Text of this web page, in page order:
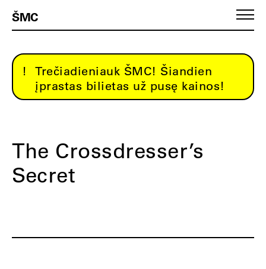
ŠMC
Trečiadieniauk ŠMC! Šiandien
įprastas bilietas už pusę kainos!
The Crossdresser’s
Secret